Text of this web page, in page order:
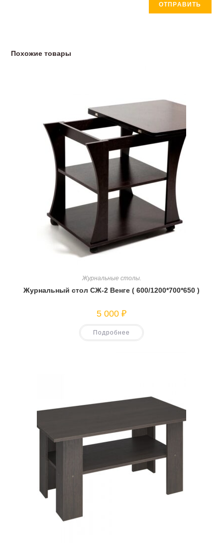
Похожие товары
Журнальные столы.
Журнальный стол СЖ-2 Венге ( 600/1200*700*650 )
5 000 ₽
Подробнее